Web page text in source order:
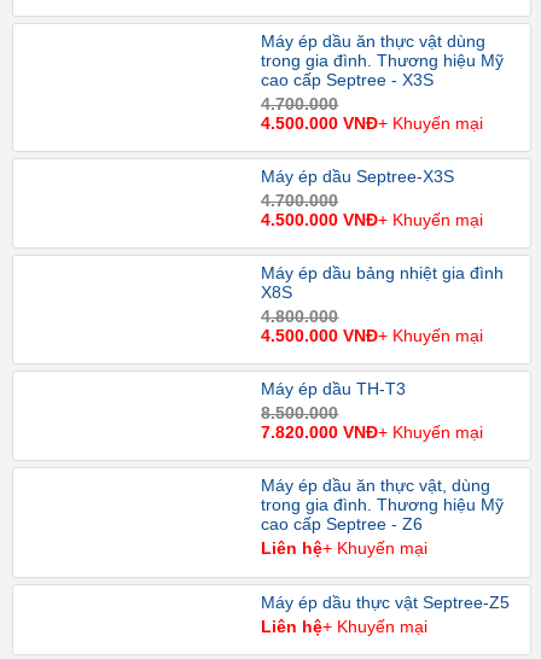
Máy ép dầu ăn thực vật dùng
trong gia đình. Thương hiệu Mỹ
cao cấp Septree - X3S
4.700.000
4.500.000 VNĐ+ Khuyến mại
Máy ép dầu Septree-X3S
4.700.000
4.500.000 VNĐ+ Khuyến mại
Máy ép dầu bảng nhiệt gia đình
X8S
4.800.000
4.500.000 VNĐ+ Khuyến mại
Máy ép dầu TH-T3
8.500.000
7.820.000 VNĐ+ Khuyến mại
Máy ép dầu ăn thực vật, dùng
trong gia đình. Thương hiệu Mỹ
cao cấp Septree - Z6
Liên hệ+ Khuyến mại
Máy ép dầu thực vật Septree-Z5
Liên hệ+ Khuyến mại